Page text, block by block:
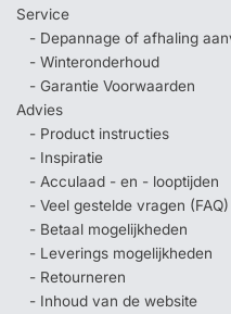
Service
- Depannage of afhaling
- Winteronderhoud
- Garantie Voorwaarden
Advies
- Product instructies
- Inspiratie
- Acculaad - en - looptijden
- Veel gestelde vragen (FAQ)
- Betaal mogelijkheden
- Leverings mogelijkheden
- Retourneren
- Inhoud van de website